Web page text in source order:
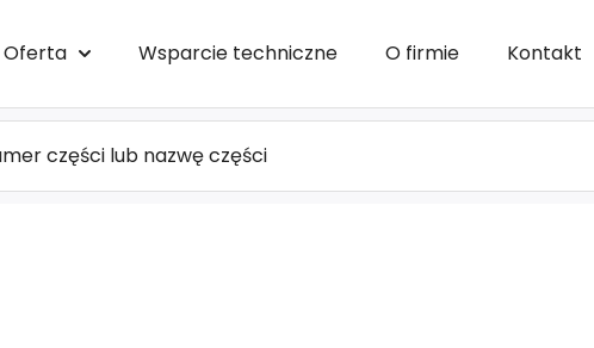
Oferta Wsparcie techniczne O firmie Kontakt